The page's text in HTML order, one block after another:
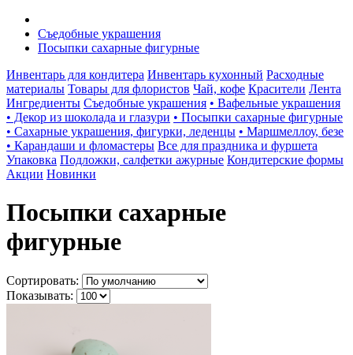
Съедобные украшения
Посыпки сахарные фигурные
Инвентарь для кондитера Инвентарь кухонный Расходные
материалы Товары для флористов Чай, кофе Красители Лента
Ингредиенты Съедобные украшения • Вафельные украшения
• Декор из шоколада и глазури • Посыпки сахарные фигурные
• Сахарные украшения, фигурки, леденцы • Маршмеллоу, безе
• Карандаши и фломастеры Все для праздника и фуршета
Упаковка Подложки, салфетки ажурные Кондитерские формы
Акции Новинки
Посыпки сахарные
фигурные
Сортировать:
Показывать: